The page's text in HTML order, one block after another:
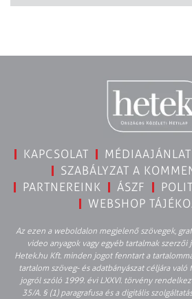
KAPCSOLAT MÉDIAAJÁNLAT
SZABÁLYZAT A
PARTNEREINK
ÁSZF
WEBSHOP
Az ezen a weboldalon megjelenő szövegek,
video anyagok vagy egyéb tartalmak szerzői
Hetek.hu Kft. minden jogot fenntart a
tartalom szöveg- és adatbányászat céljára való
jogról szóló 1999. évi LXXVI. törvény
35/A. § (1) paragrafusa és a digitális